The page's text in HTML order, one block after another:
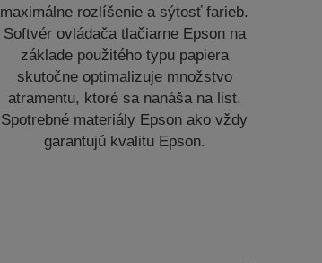
maximálne rozlíšenie a sýtosť farieb.
Softvér ovládača tlačiarne Epson na
základe použitého typu papiera
skutočne optimalizuje množstvo
atramentu, ktoré sa nanáša na list.
Spotrebné materiály Epson ako vždy
garantujú kvalitu Epson.